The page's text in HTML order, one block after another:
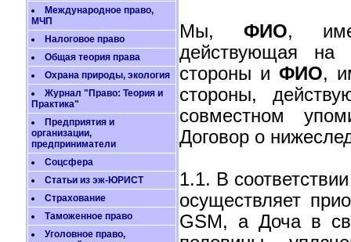
Международное право,
МЧП
Налоговое право
Общая теория права
Охрана природы, экология
Журнал "Право: Теория и
Практика"
Предприятия и
организации,
предприниматели
Соцсфера
Статьи из эж-ЮРИСТ
Страхование
Таможенное право
Уголовное право,
Мы, ФИО,
действующая на
стороны и ФИО,
стороны,
совместном
Договор о
1.1. В
осуществляет
GSM, а Доча в